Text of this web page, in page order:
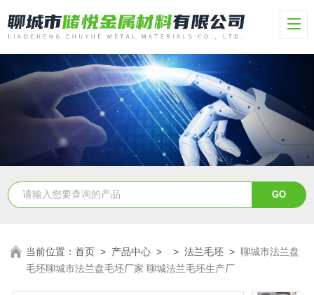
当前位置：首页 > 产品中心 > >法兰毛坯 >聊城市法兰盘
毛坯聊城市法兰盘毛坯厂家 聊城法兰毛坯生产厂